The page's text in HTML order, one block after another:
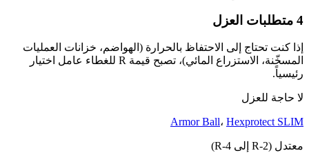
4 متطلبات العزل
إذا كنت تحتاج إلى الاحتفاظ بالحرارة (الهواضم، خزانات العمليات
المسخّنة، الاستزراع المائي)، تصبح قيمة R للغطاء عامل اختيار
رئيسياً.
لا حاجة للعزل
Armor Ball، Hexprotect SLIM
معتدل (R-2 إلى R-4)